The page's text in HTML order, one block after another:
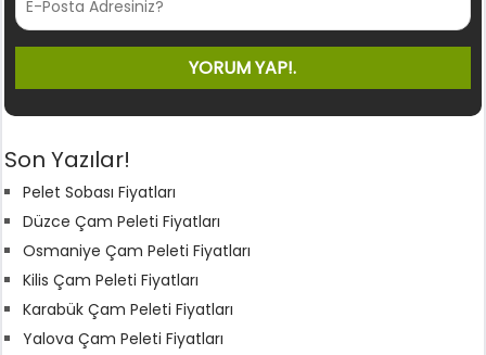
Son Yazılar!
Pelet Sobası Fiyatları
Düzce Çam Peleti Fiyatları
Osmaniye Çam Peleti Fiyatları
Kilis Çam Peleti Fiyatları
Karabük Çam Peleti Fiyatları
Yalova Çam Peleti Fiyatları